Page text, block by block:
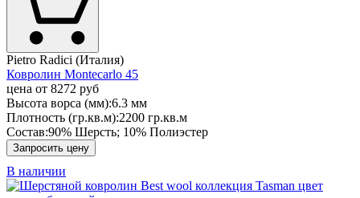
Pietro Radici (Италия)
Ковролин Montecarlo 45
цена от 8272 руб
Высота ворса (мм):6.3 мм
Плотность (гр.кв.м):2200 гр.кв.м
Состав:90% Шерсть; 10% Полиэстер
Запросить цену
В наличии